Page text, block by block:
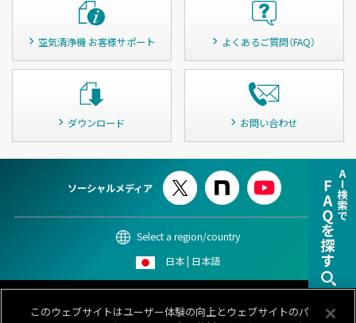
空気清浄機 お客様サポート よくあるご質問（FAQ）
ダウンロード お問い合わせ
ソーシャルメディア
Select a region/country
日本 | 日本語
情報セキュリティポリシー
カスタマーハラスメント対応基本方針
このウェブサイトはユーザー体験の向上とウェブサイトのパ